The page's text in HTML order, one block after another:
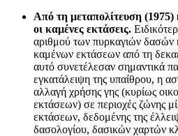
Από τη μεταπολίτευση (1975)
οι καμένες εκτάσεις.
αριθμού των πυρκαγιών δασών
καμένων εκτάσεων από τη
αυτό συνετέλεσαν σημαντικά
εγκατάλειψη της υπαίθρου, η
αλλαγή χρήσης γης (κυρίως
εκτάσεων) σε περιοχές ζώνης
εκτάσεων, δεδομένης της
δασολογίου, δασικών χαρτών